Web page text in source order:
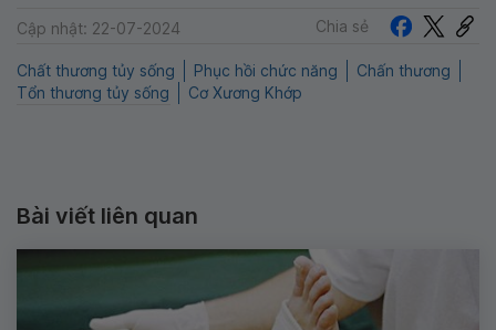
Cập nhật: 22-07-2024 Chia sẻ
Chất thương tủy sống Phục hồi chức năng
Chấn thương
Tổn thương tủy sống
Cơ Xương Khớp
Bài viết liên quan